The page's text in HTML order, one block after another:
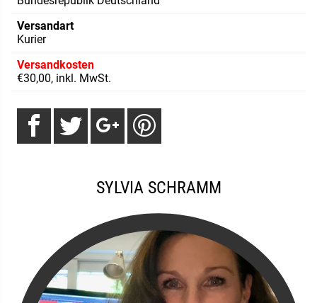
Versandart
Kurier
Versandkosten
€30,00, inkl. MwSt.
SYLVIA SCHRAMM